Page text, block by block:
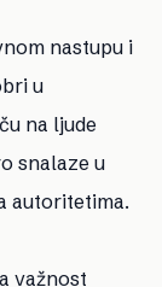
nastupu i
u
na ljude
snalaze u
autoritetima.
važnost